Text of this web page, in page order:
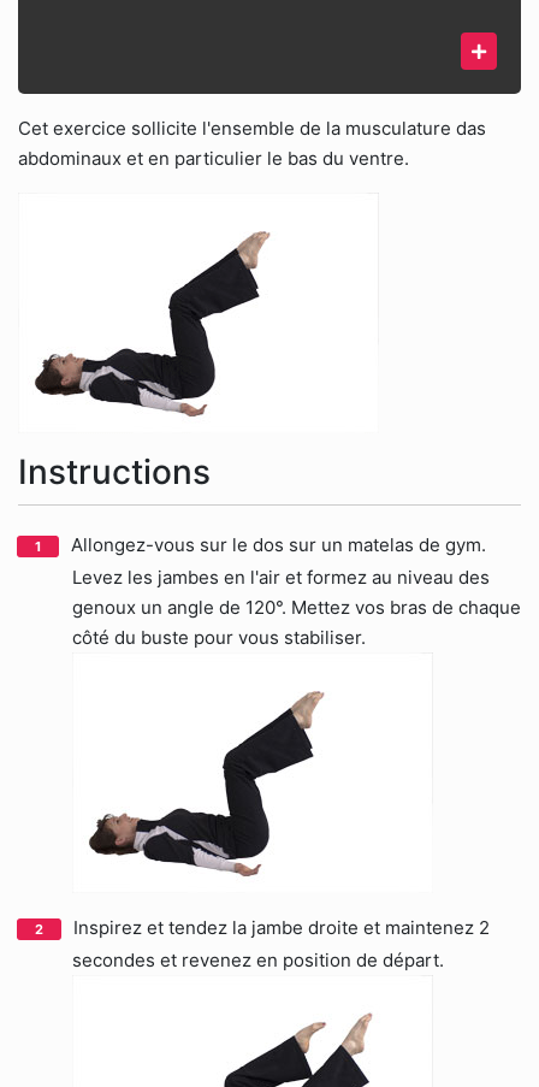
Cet exercice sollicite l'ensemble de la musculature das
abdominaux et en particulier le bas du ventre.
Instructions
Allongez-vous sur le dos sur un matelas de gym.
Levez les jambes en l'air et formez au niveau des
genoux un angle de 120°. Mettez vos bras de chaque
côté du buste pour vous stabiliser.
Inspirez et tendez la jambe droite et maintenez 2
secondes et revenez en position de départ.